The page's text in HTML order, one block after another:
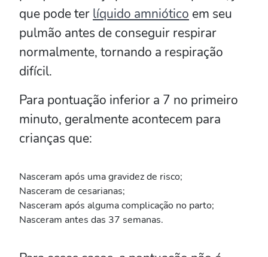
que pode ter líquido amniótico em seu
pulmão antes de conseguir respirar
normalmente, tornando a respiração
difícil.
Para pontuação inferior a 7 no primeiro
minuto, geralmente acontecem para
crianças que:
Nasceram após uma gravidez de risco;
Nasceram de cesarianas;
Nasceram após alguma complicação no parto;
Nasceram antes das 37 semanas.